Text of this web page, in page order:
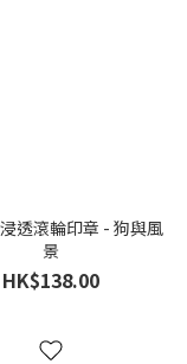
透滾輪印章 - 狗與風
景
HK$138.00